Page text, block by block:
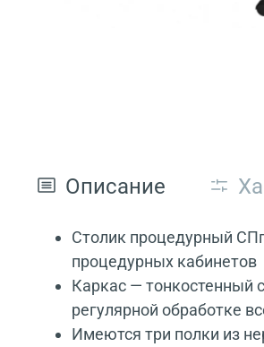
Описание
Столик процедурный
процедурных кабинетов
Каркас — тонкостенный
регулярной обработке
Имеются три полки из